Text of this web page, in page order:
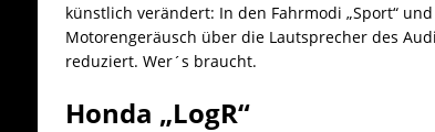
künstlich verändert: In den Fahrmodi „Sport“ und
Motorengeräusch über die Lautsprecher des
reduziert. Wer´s braucht.
Honda „LogR“